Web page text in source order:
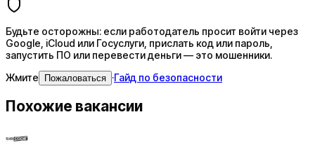
Будьте осторожны: если работодатель просит войти через
Google, iCloud или Госуслуги, прислать код или пароль,
запустить ПО или перевести деньги — это мошенники.
Жмите
Пожаловаться ·Гайд по безопасности
Похожие вакансии